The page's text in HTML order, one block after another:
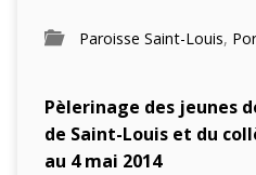
Paroisse Saint-Louis,
Pèlerinage des jeunes
de Saint-Louis et du
au 4 mai 2014